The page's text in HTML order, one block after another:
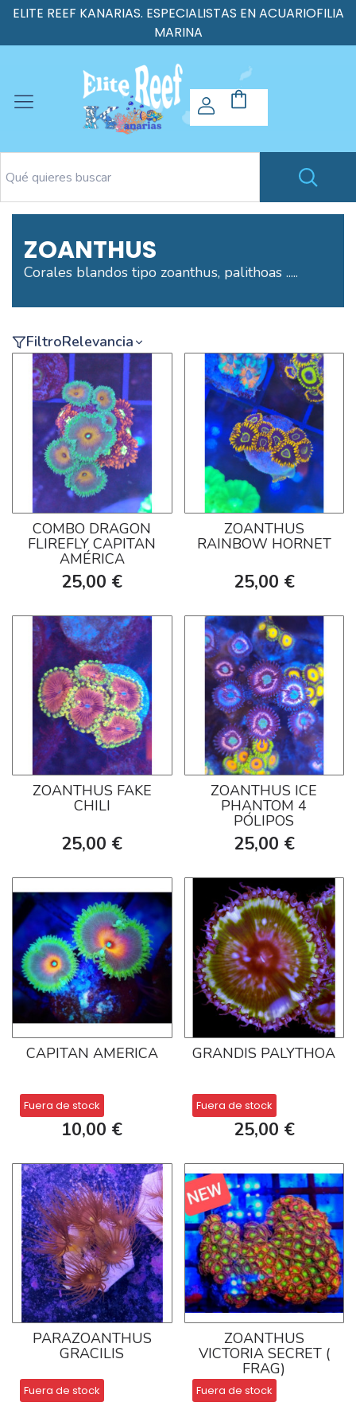
ELITE REEF KANARIAS. ESPECIALISTAS EN ACUARIOFILIA
MARINA
ZOANTHUS
Corales blandos tipo zoanthus, palithoas .....
FiltroRelevancia
COMBO DRAGON
FLIREFLY CAPITAN
AMÉRICA
25,00 €
ZOANTHUS
RAINBOW HORNET
25,00 €
ZOANTHUS FAKE
CHILI
25,00 €
ZOANTHUS ICE
PHANTOM 4
PÓLIPOS
25,00 €
CAPITAN AMERICA
Fuera de stock
10,00 €
GRANDIS PALYTHOA
Fuera de stock
25,00 €
PARAZOANTHUS
GRACILIS
Fuera de stock
ZOANTHUS
VICTORIA SECRET (
FRAG)
Fuera de stock